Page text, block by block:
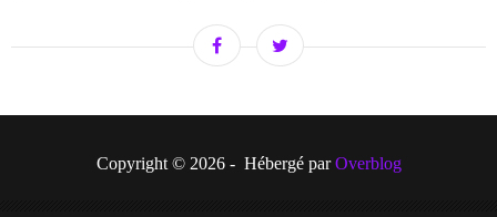
Copyright © 2026 - Hébergé parOverblog